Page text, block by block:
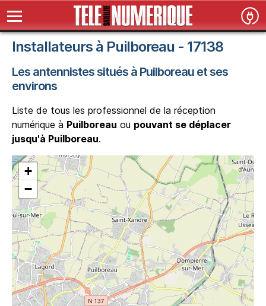
Installateurs à Puilboreau - 17138
Les antennistes situés à Puilboreau et ses
environs
Liste de tous les professionnel de la réception
numérique à Puilboreau ou pouvant se déplacer
jusqu'à Puilboreau.
+
−